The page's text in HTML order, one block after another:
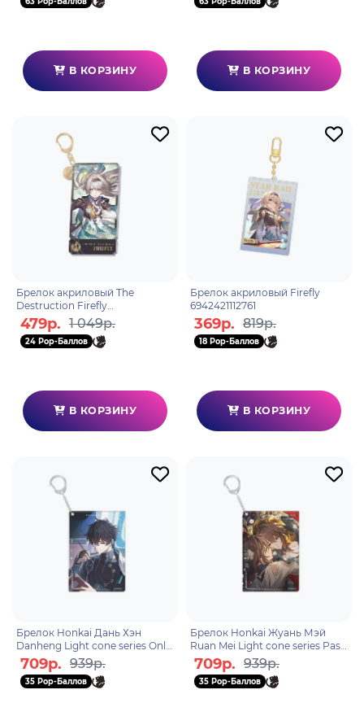
В КОРЗИНУ В КОРЗИНУ
Брелок акриловый The
Destruction Firefly
6942421128809
479р. 1 049р.
24 Pop-Баллов
В КОРЗИНУ
Брелок акриловый Firefly
6942421112761
369р. 819р.
18 Pop-Баллов
В КОРЗИНУ
Брелок Honkai Дань Хэн
Danheng Light cone series Only
Silence Remains 46438
709р. 939р.
35 Pop-Баллов
Брелок Honkai Жуань Мэй
Ruan Mei Light cone series Past
Self in Mirror 46414
709р. 939р.
35 Pop-Баллов